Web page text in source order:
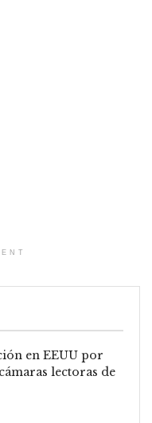
en EEUU por
lectoras de